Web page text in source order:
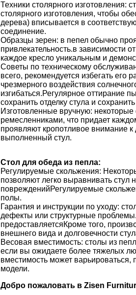
Техники столярного изготовления:
столярного изготовления, чтобы
дерева) вписывается в
соединение.
Образцы зерен: в пепел обычно
привлекательность.в зависимости
каждое кресло уникальным и
Советы по техническому
всего, рекомендуется избегать
чрезмерного воздействия
изгибаться.Регулярное оттирание
сохранить отделку стула и
Изготовленные вручную:
ремесленниками, что придает
проявляют кропотливое внимание к
выполненный стул.
Стол для обеда из пепла:
Регулируемые скольжения:
позволяют легко выравнивать
поврежденийРегулируемые
полы.
Гарантия и инструкции по уходу:
дефекты или структурные
предоставляетсяКроме того,
внешнего вида и долговечности
Весовая вместимость: столы из
если вы ожидаете более тяжелых
вместимость может варьироваться,
модели.
Добро пожаловать в Zisen